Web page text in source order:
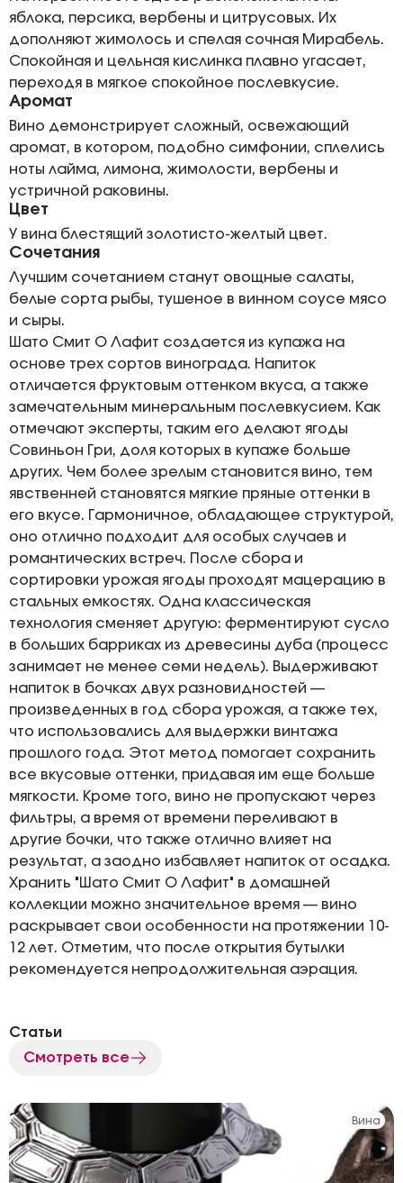
яблока, персика, вербены и цитрусовых. Их
дополняют жимолось и спелая сочная Мирабель.
Спокойная и цельная кислинка плавно угасает,
переходя в мягкое спокойное послевкусие.
Аромат
Вино демонстрирует сложный, освежающий
аромат, в котором, подобно симфонии, сплелись
ноты лайма, лимона, жимолости, вербены и
устричной раковины.
Цвет
У вина блестящий золотисто-желтый цвет.
Сочетания
Лучшим сочетанием станут овощные салаты,
белые сорта рыбы, тушеное в винном соусе мясо
и сыры.
Шато Смит О Лафит создается из купажа на
основе трех сортов винограда. Напиток
отличается фруктовым оттенком вкуса, а также
замечательным минеральным послевкусием. Как
отмечают эксперты, таким его делают ягоды
Совиньон Гри, доля которых в купаже больше
других. Чем более зрелым становится вино, тем
явственней становятся мягкие пряные оттенки в
его вкусе. Гармоничное, обладающее структурой,
оно отлично подходит для особых случаев и
романтических встреч. После сбора и
сортировки урожая ягоды проходят мацерацию в
стальных емкостях. Одна классическая
технология сменяет другую: ферментируют сусло
в больших барриках из древесины дуба (процесс
занимает не менее семи недель). Выдерживают
напиток в бочках двух разновидностей —
произведенных в год сбора урожая, а также тех,
что использовались для выдержки винтажа
прошлого года. Этот метод помогает сохранить
все вкусовые оттенки, придавая им еще больше
мягкости. Кроме того, вино не пропускают через
фильтры, а время от времени переливают в
другие бочки, что также отлично влияет на
результат, а заодно избавляет напиток от осадка.
Хранить "Шато Смит О Лафит" в домашней
коллекции можно значительное время — вино
раскрывает свои особенности на протяжении 10-
12 лет. Отметим, что после открытия бутылки
рекомендуется непродолжительная аэрация.
Статьи
Смотреть все
Вина